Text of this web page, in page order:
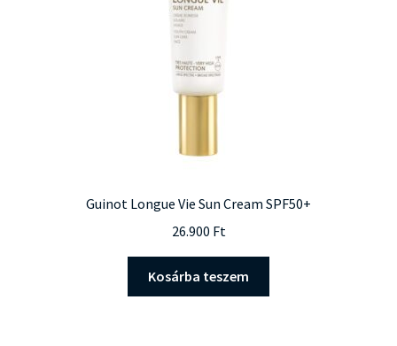
Guinot Longue Vie Sun Cream SPF50+
26.900 Ft
Kosárba teszem